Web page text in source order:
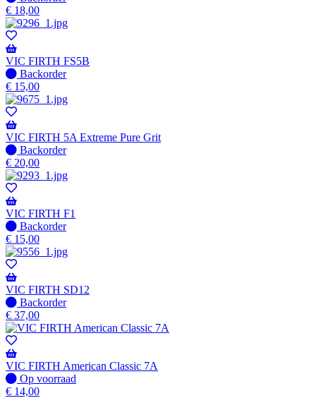
op
voorraad
-
Wordt
verzonden
wanneer
beschikbaar
€ 18,00
VIC FIRTH FS5B
Niet
op
voorraad
-
Wordt
verzonden
wanneer
beschikbaar
Backorder
€ 15,00
VIC FIRTH 5A Extreme Pure Grit
Niet
op
voorraad
-
Wordt
verzonden
wanneer
beschikbaar
Backorder
€ 20,00
VIC FIRTH F1
Niet
op
voorraad
-
Wordt
verzonden
wanneer
beschikbaar
Backorder
€ 15,00
VIC FIRTH SD12
Niet
op
voorraad
-
Wordt
verzonden
wanneer
beschikbaar
Backorder
€ 37,00
VIC FIRTH American Classic 7A
Op
voorraad
Op voorraad
€ 14,00